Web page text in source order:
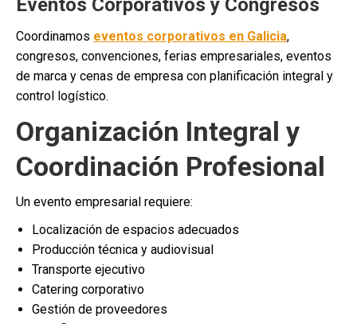
Eventos Corporativos y Congresos
Coordinamos eventos corporativos en Galicia,
congresos, convenciones, ferias empresariales, eventos
de marca y cenas de empresa con planificación integral y
control logístico.
Organización Integral y
Coordinación Profesional
Un evento empresarial requiere:
Localización de espacios adecuados
Producción técnica y audiovisual
Transporte ejecutivo
Catering corporativo
Gestión de proveedores